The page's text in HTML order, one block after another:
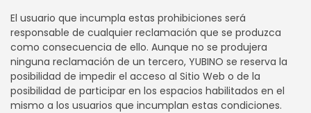
El usuario que incumpla estas prohibiciones será
responsable de cualquier reclamación que se produzca
como consecuencia de ello. Aunque no se produjera
ninguna reclamación de un tercero, YUBINO se reserva la
posibilidad de impedir el acceso al Sitio Web o de la
posibilidad de participar en los espacios habilitados en el
mismo a los usuarios que incumplan estas condiciones.